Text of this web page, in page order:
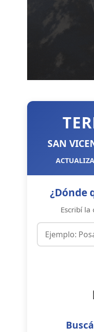
SAN
¿Dónde
Escribí la